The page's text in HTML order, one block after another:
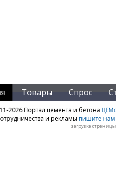
Товары Спрос
2026 Портал цемента и бетона
и рекламы пишите нам
загрузка